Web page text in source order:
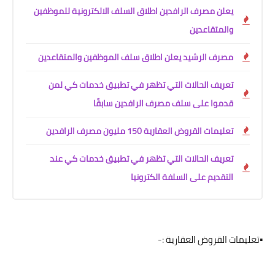
يعلن مصرف الرافدين اطلاق السلف الالكترونية للموظفين
والمتقاعدين
مصرف الرشيد يعلن اطلاق سلف الموظفين والمتقاعدين
تعريف الحالات التي تظهر في تطبيق خدمات كي لمن
قدموا على سلف مصرف الرافدين سابقًا
تعليمات القروض العقارية 150 مليون مصرف الرافدين
تعريف الحالات التي تظهر في تطبيق خدمات كي عند
التقديم على السلفة الكترونيا
▪️تعليمات القروض العقارية :-